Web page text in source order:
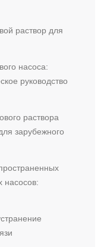
раствор для
насоса:
руководство
раствора
зарубежного
насосов: